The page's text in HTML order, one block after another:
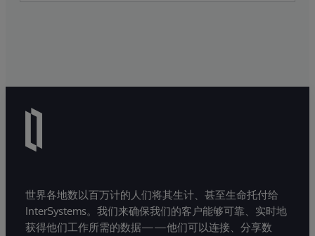
世界各地数以百万计的人们将其生计、甚至生命托付给
InterSystems。我们来确保我们的客户能够可靠、实时地
获得他们工作所需的数据——他们可以连接、分享数